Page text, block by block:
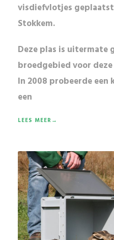
visdiefvlotjes
Stokkem.
Deze plas is uitermate
broedgebied voor deze
In 2008 probeerde een
een
LEES MEER→